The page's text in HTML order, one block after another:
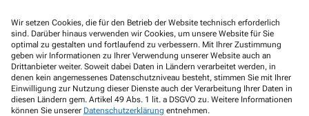
Wir setzen Cookies, die für den Betrieb der Website technisch erforderlich
sind. Darüber hinaus verwenden wir Cookies, um unsere Website für Sie
optimal zu gestalten und fortlaufend zu verbessern. Mit Ihrer Zustimmung
geben wir Informationen zu Ihrer Verwendung unserer Website auch an
Drittanbieter weiter. Soweit dabei Daten in Ländern verarbeitet werden, in
denen kein angemessenes Datenschutzniveau besteht, stimmen Sie mit Ihrer
Einwilligung zur Nutzung dieser Dienste auch der Verarbeitung Ihrer Daten in
diesen Ländern gem. Artikel 49 Abs. 1 lit. a DSGVO zu. Weitere Informationen
können Sie unserer Datenschutzerklärung entnehmen.
A WordPress CommenterzuHello world!
Kontakt